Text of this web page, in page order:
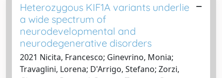
Heterozygous KIF1A variants underlie
a wide spectrum of
neurodevelopmental and
neurodegenerative disorders
2021 Nicita, Francesco; Ginevrino, Monia;
Travaglini, Lorena; D'Arrigo, Stefano; Zorzi,